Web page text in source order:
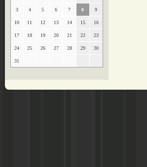
3 4 5 6 7 8 9
10 11 12 13 14 15 16
17 18 19 20 21 22 23
24 25 26 27 28 29 30
31